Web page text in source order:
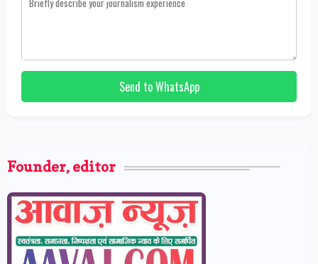
Send to WhatsApp
Founder, editor